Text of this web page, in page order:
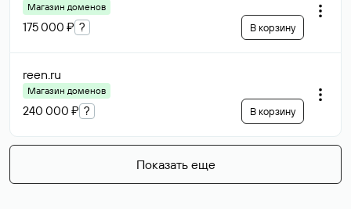
Магазин доменов
175 000 ₽ ? В корзину
reen.ru
Магазин доменов
240 000 ₽ ? В корзину
Показать еще